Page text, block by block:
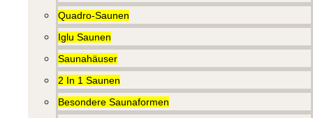
Quadro-Saunen
Iglu Saunen
Saunahäuser
2 In 1 Saunen
Besondere Saunaformen